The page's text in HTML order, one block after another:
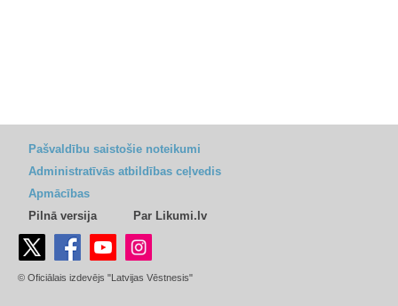
Pašvaldību saistošie noteikumi
Administratīvās atbildības ceļvedis
Apmācības
Pilnā versija
Par Likumi.lv
© Oficiālais izdevējs "Latvijas Vēstnesis"